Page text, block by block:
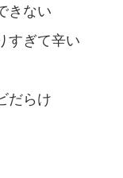
きない
すぎて辛い
だらけ